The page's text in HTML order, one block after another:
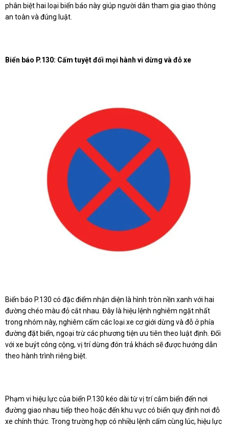
phân biệt hai loại biển báo này giúp người dân tham gia giao thông
an toàn và đúng luật.
Biển báo P.130: Cấm tuyệt đối mọi hành vi dừng và đỗ xe
Biển báo P.130 có đặc điểm nhận diện là hình tròn nền xanh với hai
đường chéo màu đỏ cắt nhau. Đây là hiệu lệnh nghiêm ngặt nhất
trong nhóm này, nghiêm cấm các loại xe cơ giới dừng và đỗ ở phía
đường đặt biển, ngoại trừ các phương tiện ưu tiên theo luật định. Đối
với xe buýt công cộng, vị trí dừng đón trả khách sẽ được hướng dẫn
theo hành trình riêng biệt.
Phạm vi hiệu lực của biển P.130 kéo dài từ vị trí cắm biển đến nơi
đường giao nhau tiếp theo hoặc đến khu vực có biển quy định nơi đỗ
xe chính thức. Trong trường hợp có nhiều lệnh cấm cùng lúc, hiệu lực